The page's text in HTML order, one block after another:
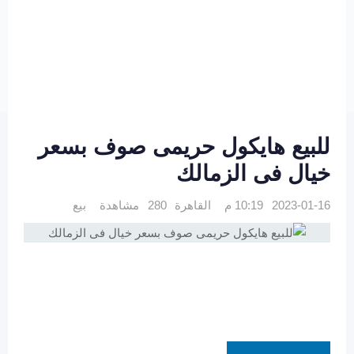
للبيع هايكول حريمى صوف بسعر
خيال فى الزمالك
2023-01-16 10:19 م القاهرة 280 مشاهدة بيع